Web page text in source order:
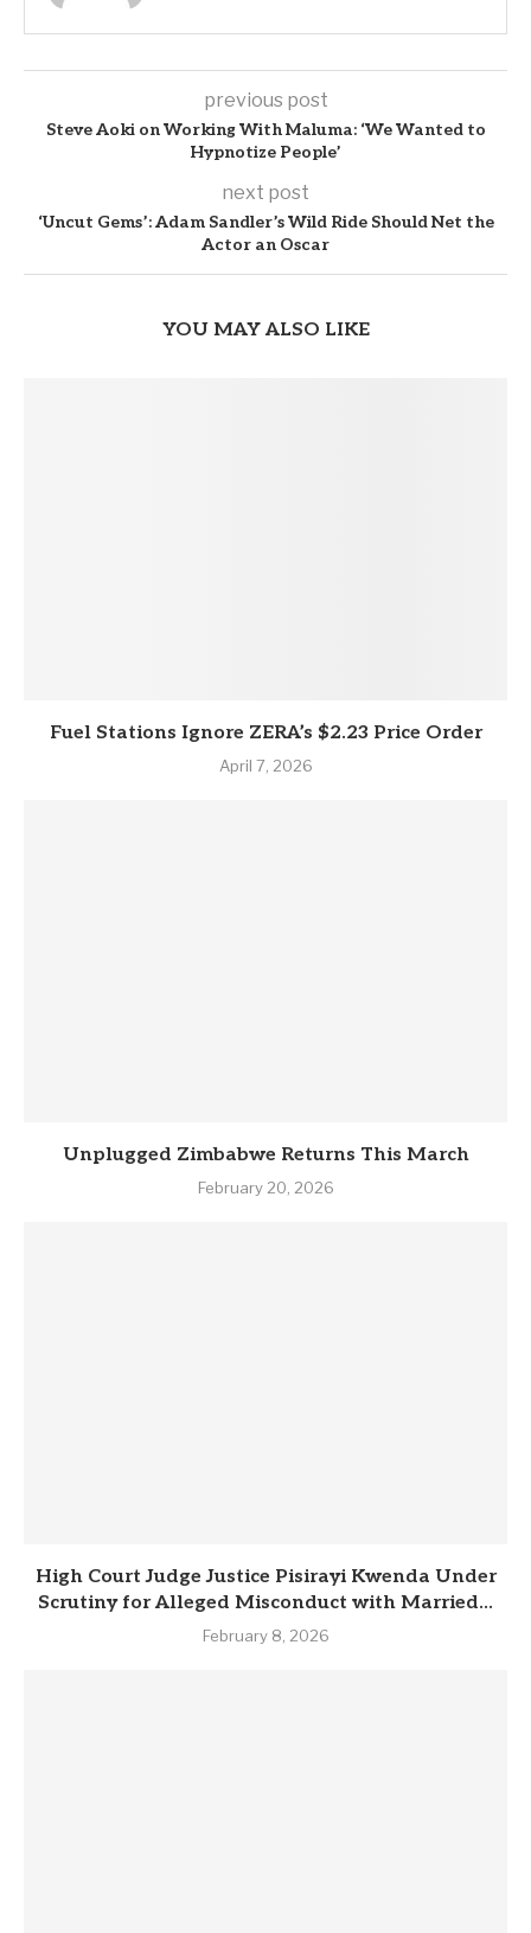
previous post
Steve Aoki on Working With Maluma: ‘We Wanted to
Hypnotize People’
next post
‘Uncut Gems’: Adam Sandler’s Wild Ride Should Net the
Actor an Oscar
YOU MAY ALSO LIKE
Fuel Stations Ignore ZERA’s $2.23 Price Order
April 7, 2026
Unplugged Zimbabwe Returns This March
February 20, 2026
High Court Judge Justice Pisirayi Kwenda Under
Scrutiny for Alleged Misconduct with Married...
February 8, 2026